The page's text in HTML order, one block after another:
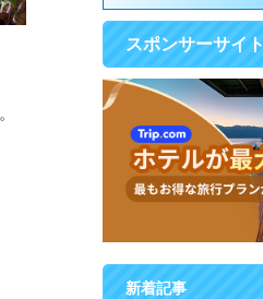
スポンサーサイト
新着記事